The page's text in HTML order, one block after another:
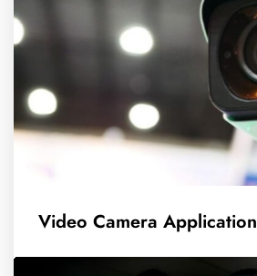
Video Camera Application